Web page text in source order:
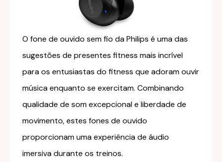
O fone de ouvido sem fio da Philips é uma das
sugestões de presentes fitness mais incrível
para os entusiastas do fitness que adoram ouvir
música enquanto se exercitam. Combinando
qualidade de som excepcional e liberdade de
movimento, estes fones de ouvido
proporcionam uma experiência de áudio
imersiva durante os treinos.